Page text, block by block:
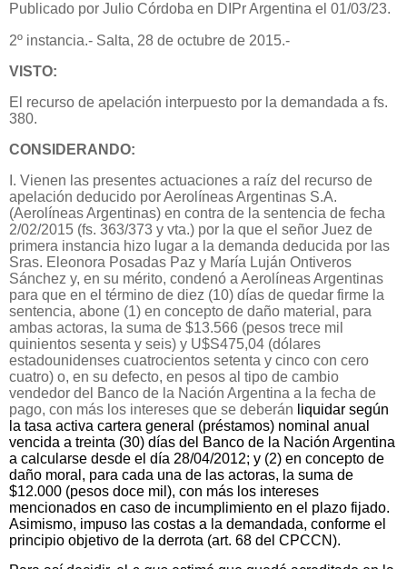
Publicado por Julio Córdoba en DIPr Argentina el 01/03/23.
2º instancia.- Salta, 28 de octubre de 2015.-
VISTO:
El recurso de apelación interpuesto por la demandada a fs.
380.
CONSIDERANDO:
I. Vienen las presentes actuaciones a raíz del recurso de
apelación deducido por Aerolíneas Argentinas S.A.
(Aerolíneas Argentinas) en contra de la sentencia de fecha
2/02/2015 (fs. 363/373 y vta.) por la que el señor Juez de
primera instancia hizo lugar a la demanda deducida por las
Sras. Eleonora Posadas Paz y María Luján Ontiveros
Sánchez y, en su mérito, condenó a Aerolíneas Argentinas
para que en el término de diez (10) días de quedar firme la
sentencia, abone (1) en concepto de daño material, para
ambas actoras, la suma de $13.566 (pesos trece mil
quinientos sesenta y seis) y U$S475,04 (dólares
estadounidenses cuatrocientos setenta y cinco con cero
cuatro) o, en su defecto, en pesos al tipo de cambio
vendedor del Banco de la Nación Argentina a la fecha de
pago, con más los intereses que se deberán liquidar según
la tasa activa cartera general (préstamos) nominal anual
vencida a treinta (30) días del Banco de la Nación Argentina
a calcularse desde el día 28/04/2012; y (2) en concepto de
daño moral, para cada una de las actoras, la suma de
$12.000 (pesos doce mil), con más los intereses
mencionados en caso de incumplimiento en el plazo fijado.
Asimismo, impuso las costas a la demandada, conforme el
principio objetivo de la derrota (art. 68 del CPCCN).